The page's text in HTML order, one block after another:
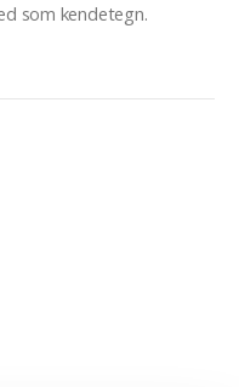
som kendetegn.